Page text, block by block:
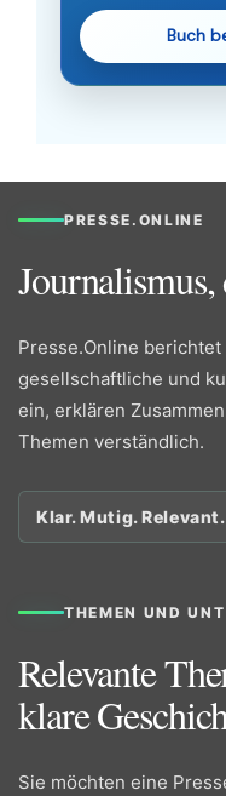
Buch
PRESSE.ONLINE
Presse.Online
gesellschaftliche und
ein, erklären
Themen verständlich.
Klar. Mutig. Relevant.
THEMEN UND
Relevante
klare
Sie möchten eine